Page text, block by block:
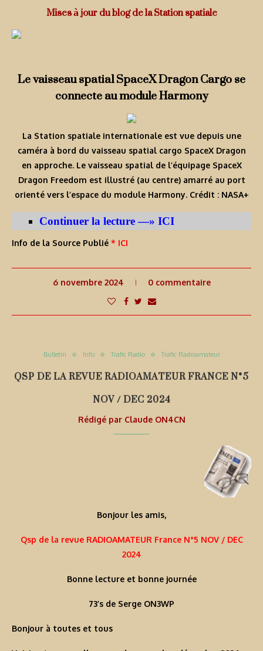
Mises à jour du blog de la Station spatiale
Le vaisseau spatial SpaceX Dragon Cargo se
connecte au module Harmony
La Station spatiale internationale est vue depuis une
caméra à bord du vaisseau spatial cargo SpaceX Dragon
en approche. Le vaisseau spatial de l’équipage SpaceX
Dragon Freedom est illustré (au centre) amarré au port
orienté vers l’espace du module Harmony. Crédit : NASA+
Continuer la lecture —» ICI
Info de la Source Publié * ICI
6 novembre 2024 0 commentaire
Bulletin Info Trafic Radio Trafic Radioamateur
QSP DE LA REVUE RADIOAMATEUR FRANCE N°5
NOV / DEC 2024
Rédigé par Claude ON4CN
Bonjour les amis,
Qsp de la revue RADIOAMATEUR France N°5 NOV / DEC
2024
Bonne lecture et bonne journée
73’s de Serge ON3WP
Bonjour à toutes et tous